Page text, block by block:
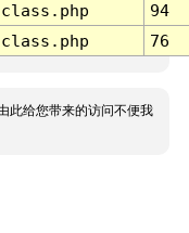
94
76
此给您带来的访问不便我